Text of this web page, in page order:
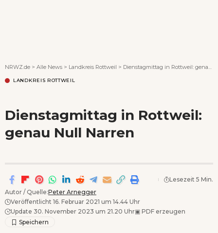
NRWZ.de > Alle News > Landkreis Rottweil > Dienstagmittag in Rottweil: genau Null Narren
LANDKREIS ROTTWEIL
Dienstagmittag in Rottweil:
genau Null Narren
Autor / Quelle:Peter Arnegger
Veröffentlicht 16. Februar 2021 um 14.44 Uhr
Update 30. November 2023 um 21.20 Uhr▣ PDF erzeugen
Lesezeit 5 Min.